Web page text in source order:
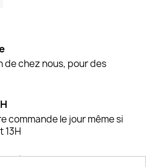
de chez nous, pour des
commande le jour même si
13H
clients